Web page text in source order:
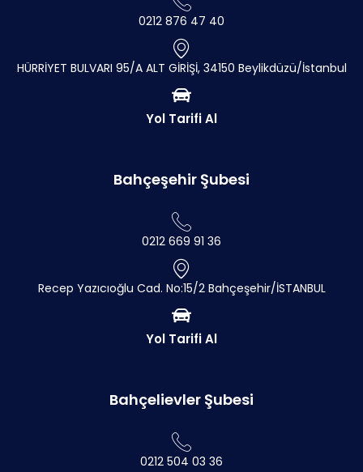
0212 876 47 40
HÜRRİYET BULVARI 95/A ALT GİRİŞİ, 34150 Beylikdüzü/İstanbul
Yol Tarifi Al
Bahçeşehir Şubesi
0212 669 91 36
Recep Yazıcıoğlu Cad. No:15/2 Bahçeşehir/İSTANBUL
Yol Tarifi Al
Bahçelievler Şubesi
0212 504 03 36